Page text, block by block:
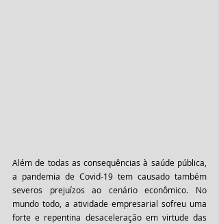
Além de todas as consequências à saúde pública,
a pandemia de Covid-19 tem causado também
severos prejuízos ao cenário econômico. No
mundo todo, a atividade empresarial sofreu uma
forte e repentina desaceleração em virtude das